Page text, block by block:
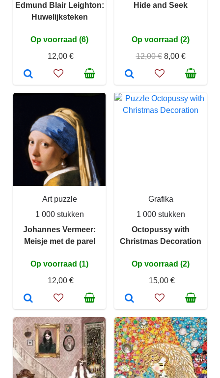
Edmund Blair Leighton:
Huwelijksteken
Op voorraad (6)
12,00 €
Hide and Seek
Op voorraad (2)
12,00 € 8,00 €
Art puzzle
1 000 stukken
Johannes Vermeer:
Meisje met de parel
Op voorraad (1)
12,00 €
Grafika
1 000 stukken
Octopussy with
Christmas Decoration
Op voorraad (2)
15,00 €